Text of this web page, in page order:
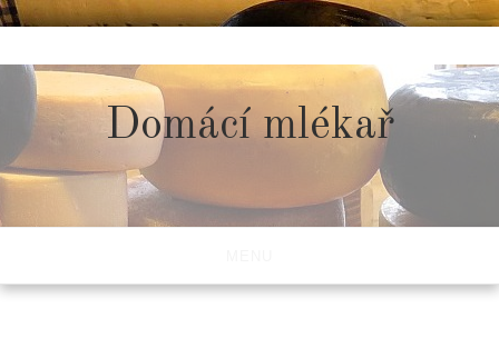
to
content
Domácí mlékař